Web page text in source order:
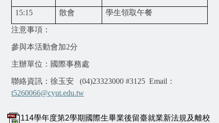
1 5:15 散會 學生領取午餐
注意事項：
參與本活動會加2分
主辦單位：國際事務處
聯絡資訊：徐玉安 (04)23323000 #3125 Email ：
t5260066@cyut.edu.tw
114學年度第2學期國際生畢業後留臺就業新法規及離校